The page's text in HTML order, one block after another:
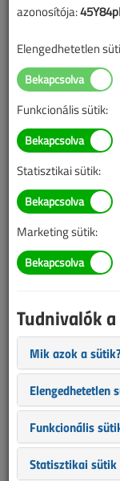
Áramár
2014.
Az alábbi tartalom
szereplő
tartalom helyenként
azonosítója:
Elengedhetetlen
Funkcionális sütik:
Statisztikai sütik:
Marketing sütik:
Tudnivalók
Mik azok a
Elengedhetetlen
Funkcionális
Statisztikai sütik